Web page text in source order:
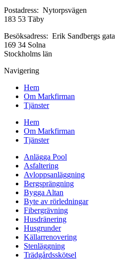
Postadress: Nytorpsvägen
183 53 Täby
Besöksadress: Erik Sandbergs gata
169 34 Solna
Stockholms län
Navigering
Hem
Om Markfirman
Tjänster
Hem
Om Markfirman
Tjänster
Anlägga Pool
Asfaltering
Avloppsanläggning
Bergsprängning
Bygga Altan
Byte av rörledningar
Fibergrävning
Husdränering
Husgrunder
Källarrenovering
Stenläggning
Trädgårdsskötsel